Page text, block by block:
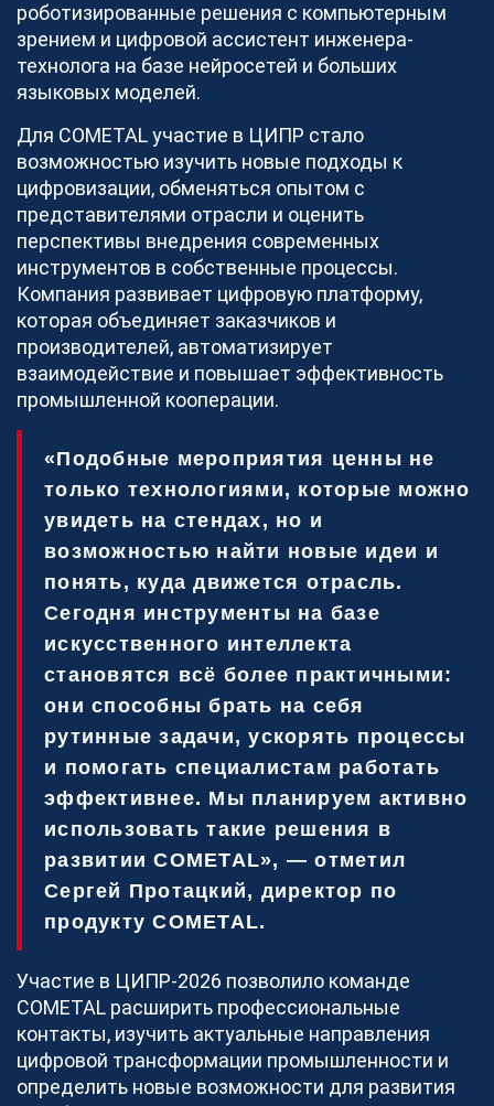
СТАТЬ ПАРТНЕРОМ
роботизированные решения с компьютерным
зрением и цифровой ассистент инженера-
технолога на базе нейросетей и больших
языковых моделей.
Для COMETAL участие в ЦИПР стало
возможностью изучить новые подходы к
цифровизации, обменяться опытом с
представителями отрасли и оценить
перспективы внедрения современных
инструментов в собственные процессы.
Компания развивает цифровую платформу,
которая объединяет заказчиков и
производителей, автоматизирует
взаимодействие и повышает эффективность
промышленной кооперации.
«Подобные мероприятия ценны не
только технологиями, которые можно
увидеть на стендах, но и
возможностью найти новые идеи и
понять, куда движется отрасль.
Сегодня инструменты на базе
искусственного интеллекта
становятся всё более практичными:
они способны брать на себя
рутинные задачи, ускорять процессы
и помогать специалистам работать
эффективнее. Мы планируем активно
использовать такие решения в
развитии COMETAL», — отметил
Сергей Протацкий, директор по
продукту COMETAL.
Участие в ЦИПР-2026 позволило команде
COMETAL расширить профессиональные
контакты, изучить актуальные направления
цифровой трансформации промышленности и
определить новые возможности для развития